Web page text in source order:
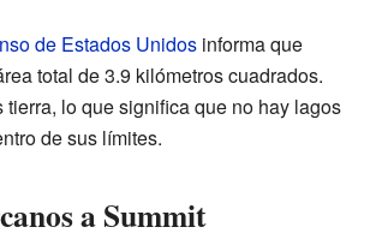
de Estados Unidos informa que
total de 3.9 kilómetros cuadrados.
tierra, lo que significa que no hay lagos
de sus límites.
a Summit